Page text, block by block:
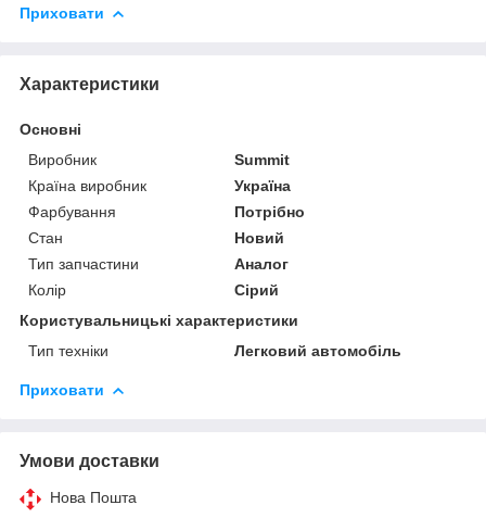
Приховати
Характеристики
Основні
Виробник
Summit
Країна виробник
Україна
Фарбування
Потрібно
Стан
Новий
Тип запчастини
Аналог
Колір
Сірий
Користувальницькі характеристики
Тип техніки
Легковий автомобіль
Приховати
Умови доставки
Нова Пошта